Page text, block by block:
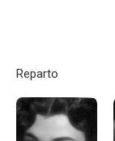
Reparto